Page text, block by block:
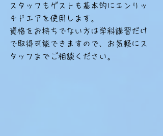
スタッフもゲストも基本的にエンリッ
チドエアを使用します。
資格をお持ちでない方は学科講習だけ
で取得可能できますので、お気軽にス
タッフまでご相談ください。